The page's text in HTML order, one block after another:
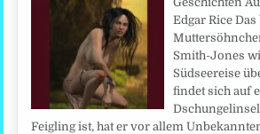
Edgar Rice
Smith-Jones
Südseereise
findet sich auf
Feigling ist, hat er vor allem